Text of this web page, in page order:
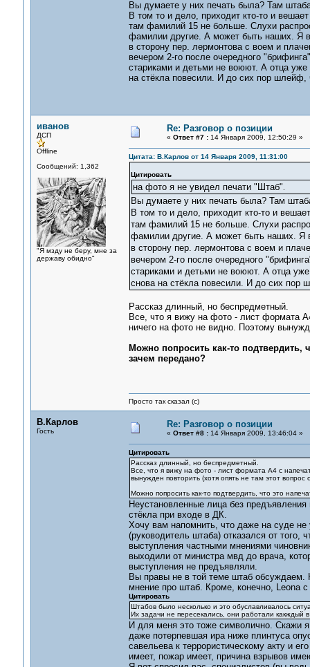
Вы думаете у них печать была? Там
В том то и дело, приходит кто-то и
там фамилий 15 не больше. Слухи
фамилии другие. А может быть наших. Я
в сторону пер. лермонтова с воем и
вечером 2-го после очередного
стариками и детьми не воюют. А отца
на стёкла повесили. И до сих пор шлейф,
иванов
ДСП
Offline
Сообщений: 1,362
"Я мзду не беру, мне за
державу обидно"
Re: Разговор о позиции
« Ответ #7 :14 Января 2009, 12:50:29 »
Цитата: В.Карлов от 14 Января 2009, 11:31:00
Цитировать
на фото я не увидел печати "Штаб"
Вы думаете у них печать была? Там
В том то и дело, приходит кто-то и
там фамилий 15 не больше. Слухи
фамилии другие. А может быть наших. Я
в сторону пер. лермонтова с воем и
вечером 2-го после очередного
стариками и детьми не воюют. А отца
снова на стёкла повесили. И до сих пор
Рассказ длинный, но беспредметный.
Все, что я вижу на фото - лист формата
ничего на фото не видно. Поэтому
Можно попросить как-то подтвердить,
зачем передано?
Просто так сказал (с)
В.Карлов
Гость
Re: Разговор о позиции
« Ответ #8 :14 Января 2009, 13:46:04 »
Цитировать
Рассказ длинный, но беспредметный.
Все, что я вижу на фото - лист формата А4 с
вынужден повторить (хотя опять не там этот вопрос
Можно попросить как-то подтвердить, что это
Неустановленные лица без
стёкла при входе в ДК.
Хочу вам напомнить, что даже на суде не
(руководитель штаба) отказался от того,
выступления частными мнениями
выходили от министра мвд до врача,
выступления не предъявляли.
Вы правы не в той теме штаб обсуждаем.
мнение про штаб. Кроме, конечно, Leona с
Цитировать
Штабов было несколько и это обуславливалось
Их задачи не пересекались, они работали
И для меня это тоже символично. Скажи
даже потерпевшая ира ниже плинтуса
савельева к террористическому акту и
имеет, пожар имеет, причина взрывов